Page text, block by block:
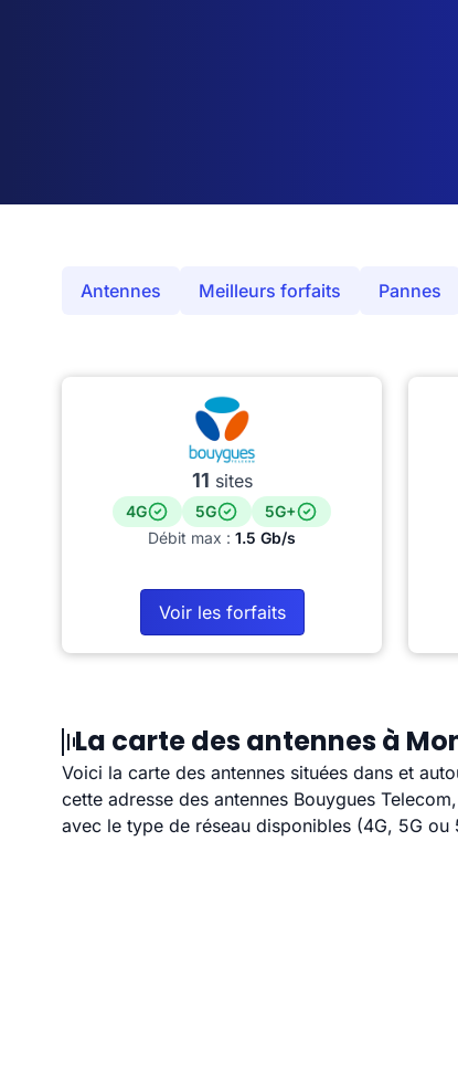
Antennes Meilleurs forfaits Pannes
11 sites
4G 5G
5G+
Débit max : 1.5 Gb/s
Voir les forfaits
La carte des antennes à
Voici la carte des antennes situées dans et
cette adresse des antennes Bouygues
avec le type de réseau disponibles (4G, 5G ou